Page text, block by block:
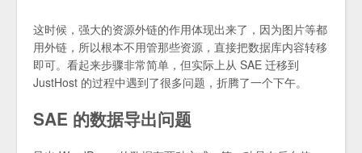
这时候，强大的资源外链的作用体现出来了，因为图片等都
用外链，所以根本不用管那些资源，直接把数据库内容转移
即可。看起来步骤非常简单，但实际上从 SAE 迁移到
JustHost 的过程中遇到了很多问题，折腾了一个下午。
SAE 的数据导出问题